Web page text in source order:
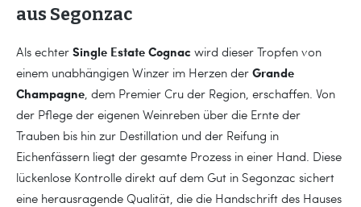
aus Segonzac
Als echter Single Estate Cognac wird dieser Tropfen von
einem unabhängigen Winzer im Herzen der Grande
Champagne , dem Premier Cru der Region, erschaffen. Von
der Pflege der eigenen Weinreben über die Ernte der
Trauben bis hin zur Destillation und der Reifung in
Eichenfässern liegt der gesamte Prozess in einer Hand. Diese
lückenlose Kontrolle direkt auf dem Gut in Segonzac sichert
eine herausragende Qualität, die die Handschrift des Hauses